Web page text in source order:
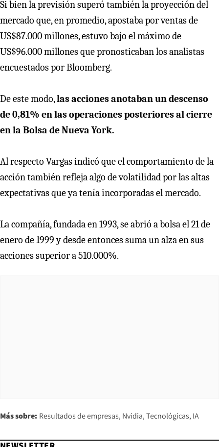
Si bien la previsión superó también la proyección del
mercado que, en promedio, apostaba por ventas de
US$87.000 millones, estuvo bajo el máximo de
US$96.000 millones que pronosticaban los analistas
encuestados por Bloomberg.
De este modo,las acciones anotaban un descenso
de 0,81% en las operaciones posteriores al cierre
en la Bolsa de Nueva York.
Al respecto Vargas indicó que el comportamiento de la
acción también refleja algo de volatilidad por las altas
expectativas que ya tenía incorporadas el mercado.
La compañía, fundada en 1993, se abrió a bolsa el 21 de
enero de 1999 y desde entonces suma un alza en sus
acciones superior a 510.000%.
Más sobre: Resultados de empresas Nvidia Tecnológicas IA